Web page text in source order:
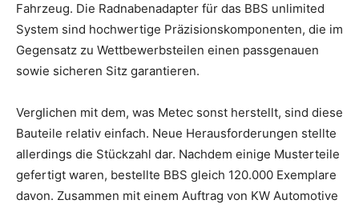
Fahrzeug. Die Radnabenadapter für das BBS unlimited
System sind hochwertige Präzisionskomponenten, die im
Gegensatz zu Wettbewerbsteilen einen passgenauen
sowie sicheren Sitz garantieren.
Verglichen mit dem, was Metec sonst herstellt, sind diese
Bauteile relativ einfach. Neue Herausforderungen stellte
allerdings die Stückzahl dar. Nachdem einige Musterteile
gefertigt waren, bestellte BBS gleich 120.000 Exemplare
davon. Zusammen mit einem Auftrag von KW Automotive